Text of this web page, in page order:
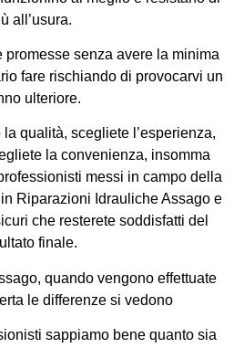
all’usura.
promesse senza avere la minima
fare rischiando di provocarvi un
ulteriore.
qualità, scegliete l’esperienza,
la convenienza, insomma
messi in campo della
Riparazioni Idrauliche Assago e
che resterete soddisfatti del
finale.
quando vengono effettuate
le differenze si vedono
sappiamo bene quanto sia